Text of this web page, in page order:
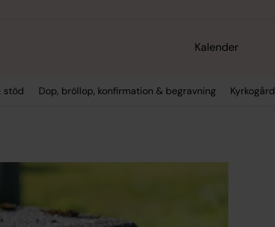
Kalender
stöd Dop, bröllop, konfirmation & begravning